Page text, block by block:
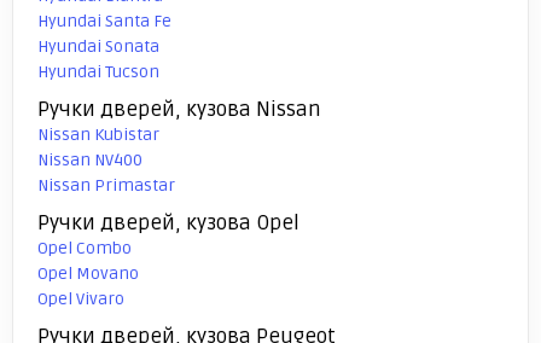
Hyundai Santa Fe
Hyundai Sonata
Hyundai Tucson
Ручки дверей, кузова Nissan
Nissan Kubistar
Nissan NV400
Nissan Primastar
Ручки дверей, кузова Opel
Opel Combo
Opel Movano
Opel Vivaro
Ручки дверей, кузова Peugeot